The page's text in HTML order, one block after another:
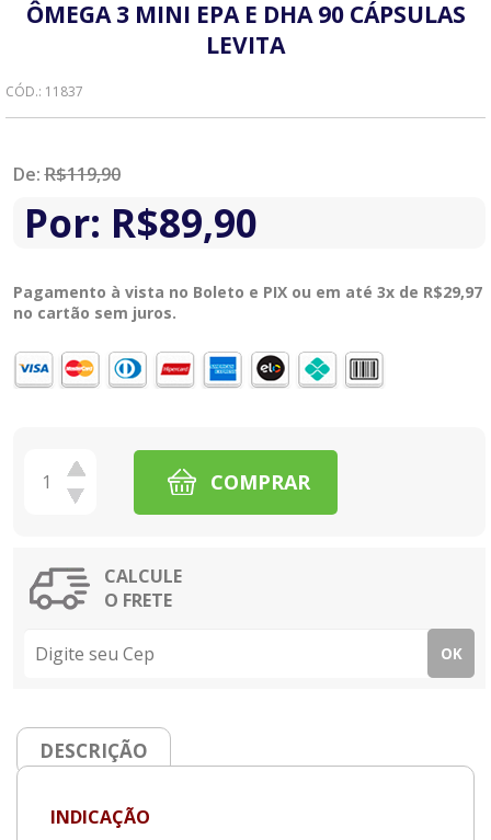
ÔMEGA 3 MINI EPA E DHA 90 CÁPSULAS
LEVITA
CÓD.: 11837
De: R$119,90
Por: R$89,90
Pagamento à vista no Boleto e PIX ou em até 3x de R$29,97
no cartão sem juros.
COMPRAR
CALCULE
O FRETE
OK
DESCRIÇÃO
INDICAÇÃO